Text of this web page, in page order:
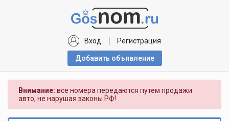
Вход Регистрация
Добавить объявлениe
Внимание: все номера передаются путем продажи
авто, не нарушая законы РФ!